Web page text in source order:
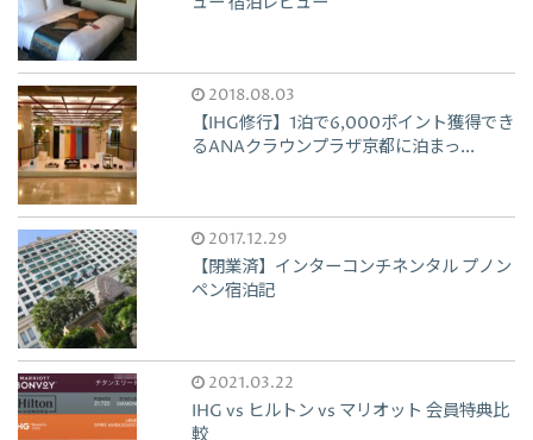
2018.08.03
【IHG修行】1泊で6,000ポイント獲得でき
るANAクラウンプラザ京都に泊まっ...
2017.12.29
【閉業済】インターコンチネンタル プノン
ペン宿泊記
2021.03.22
IHG vs ヒルトン vs マリオット 会員特典比
較